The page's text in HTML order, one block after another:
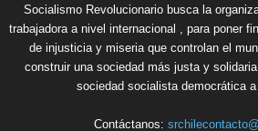
Socialismo Revolucionario busca la
trabajadora a nivel internacional , para poner
de injusticia y miseria que controlan el
construir una sociedad más justa y
sociedad socialista democrática
Contáctanos: